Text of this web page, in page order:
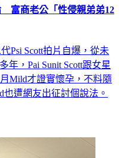
富商老公「性侵親弟弟12
Psi Scott拍片自爆，從未
年，Pai Sunit Scott跟女星
Mild才證實懷孕，不料隨
遭網友出征討個說法。